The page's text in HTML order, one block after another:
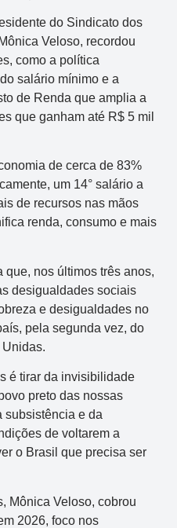
do Sindicato dos
Veloso, recordou
como a política
salário mínimo e a
de Renda que amplia a
que ganham até R$ 5 mil
de cerca de 83%
um 14° salário a
de recursos nas mãos
renda, consumo e mais
nos últimos três anos,
desigualdades sociais
e desigualdades no
pela segunda vez, do
é tirar da invisibilidade
preto das nossas
subsistência e da
de voltarem a
o Brasil que precisa ser
Mônica Veloso, cobrou
2026, foco nos